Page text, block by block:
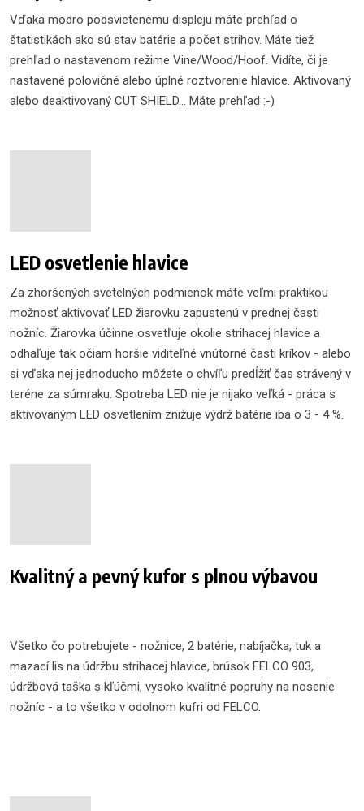
Vďaka modro podsvietenému displeju máte prehľad o
štatistikách ako sú stav batérie a počet strihov. Máte tiež
prehľad o nastavenom režime Vine/Wood/Hoof. Vidíte, či je
nastavené polovičné alebo úplné roztvorenie hlavice. Aktivovaný
alebo deaktivovaný CUT SHIELD... Máte prehľad :-)
LED osvetlenie hlavice
Za zhoršených svetelných podmienok máte veľmi praktikou
možnosť aktivovať LED žiarovku zapustenú v prednej časti
nožníc. Žiarovka účinne osvetľuje okolie strihacej hlavice a
odhaľuje tak očiam horšie viditeľné vnútorné časti kríkov - alebo
si vďaka nej jednoducho môžete o chvíľu predĺžiť čas strávený v
teréne za súmraku. Spotreba LED nie je nijako veľká - práca s
aktivovaným LED osvetlením znižuje výdrž batérie iba o 3 - 4 %.
Kvalitný a pevný kufor s plnou výbavou
Všetko čo potrebujete - nožnice, 2 batérie, nabíjačka, tuk a
mazací lis na údržbu strihacej hlavice, brúsok FELCO 903,
údržbová taška s kľúčmi, vysoko kvalitné popruhy na nosenie
nožníc - a to všetko v odolnom kufri od FELCO.